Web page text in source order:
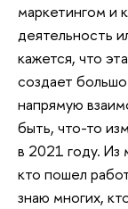
маркетингом и
деятельность
кажется, что
создает
напрямую
быть, что-то
в 2021 году. Из
кто пошел
знаю многих,